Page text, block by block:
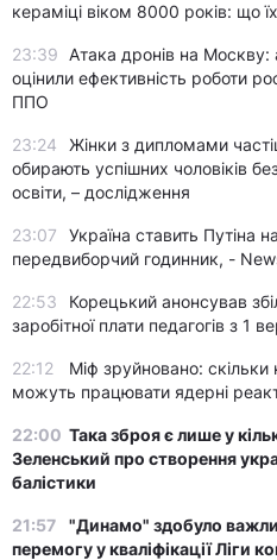
кераміці віком 8000 років: що
23:39
Атака дронів на Москву:
оцінили ефективність роботи
ППО
23:24
Жінки з дипломами
обирають успішних чоловіків
освіти, – дослідження
23:07
Україна ставить Путіна на
передвиборчий годинник, -
22:53
Корецький анонсував
заробітної плати педагогів з 1
22:12
Міф зруйновано: скільки
можуть працювати ядерні
22:00 Така зброя є лише у
Зеленський про створення
балістики
21:57
"Динамо" здобуло
перемогу у кваліфікації Ліги